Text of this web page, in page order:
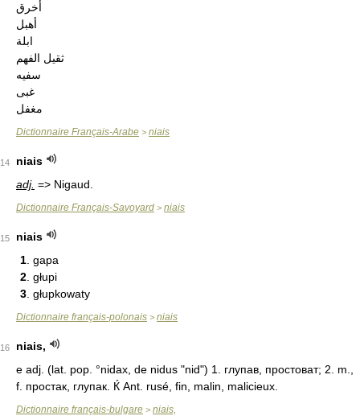
أخرق
أهبل
ابلة
ثقيل الفهم
سفيه
غبى
مغفل
Dictionnaire Français-Arabe > niais
14
niais
adj. => Nigaud.
Dictionnaire Français-Savoyard > niais
15
niais
1 . gapa
2 . głupi
3 . głupkowaty
Dictionnaire français-polonais > niais
16
niais,
e adj. (lat. pop. °nidax, de nidus "nid") 1. глупав, простоват; 2. m.,
f. простак, глупак. Ќ Ant. rusé, fin, malin, malicieux.
Dictionnaire français-bulgare > niais,